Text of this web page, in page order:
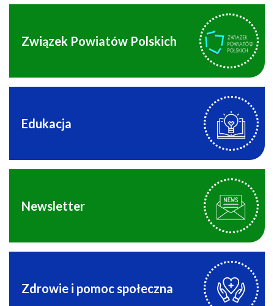
Związek Powiatów Polskich
Edukacja
Newsletter
Zdrowie i pomoc społeczna